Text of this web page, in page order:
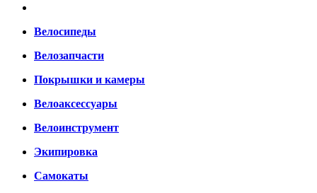
Велосипеды
Велозапчасти
Покрышки и камеры
Велоаксессуары
Велоинструмент
Экипировка
Самокаты